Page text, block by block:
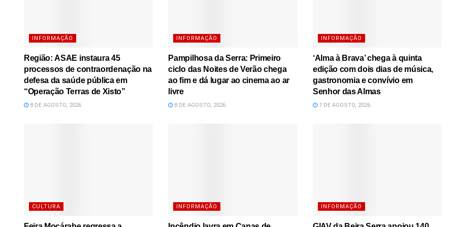
INFORMAÇÃO
Região: ASAE instaura 45
processos de contraordenação na
defesa da saúde pública em
“Operação Terras de Xisto”
8 DE AGOSTO, 2026
INFORMAÇÃO
Pampilhosa da Serra: Primeiro
ciclo das Noites de Verão chega
ao fim e dá lugar ao cinema ao ar
livre
8 DE AGOSTO, 2026
INFORMAÇÃO
‘Alma à Brava’ chega à quinta
edição com dois dias de música,
gastronomia e convívio em
Senhor das Almas
7 DE AGOSTO, 2026
CULTURA INFORMAÇÃO INFORMAÇÃO